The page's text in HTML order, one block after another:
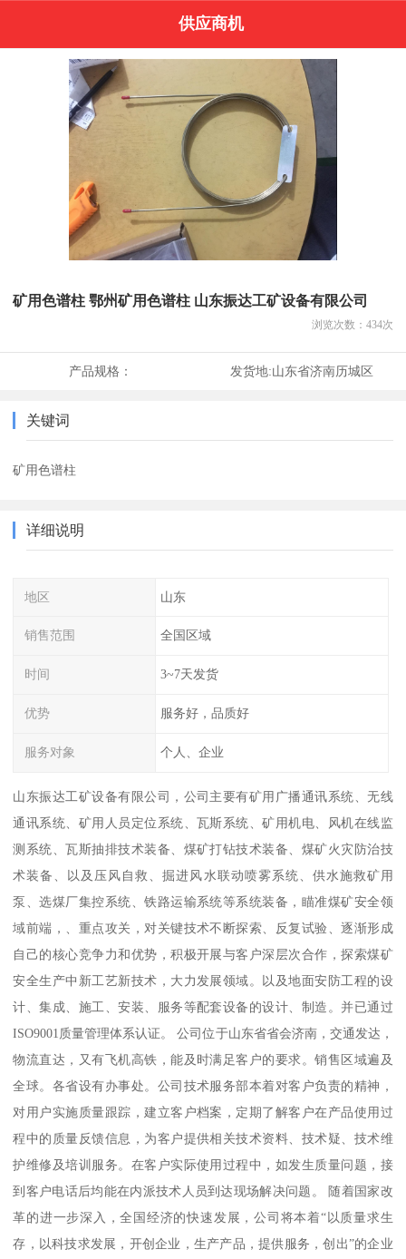
供应商机
矿用色谱柱 鄂州矿用色谱柱 山东振达工矿设备有限公司
浏览次数： 434次
产品规格： 发货地:山东省济南历城区
关键词
矿用色谱柱
详细说明
地区 山东
销售范围 全国区域
时间 3~7天发货
优势 服务好，品质好
服务对象 个人、企业
山东振达工矿设备有限公司，公司主要有矿用广播通讯系统、无线
通讯系统、矿用人员定位系统、瓦斯系统、矿用机电、风机在线监
测系统、瓦斯抽排技术装备、煤矿打钻技术装备、煤矿火灾防治技
术装备、以及压风自救、掘进风水联动喷雾系统、供水施救矿用
泵、选煤厂集控系统、铁路运输系统等系统装备，瞄准煤矿安全领
域前端，、重点攻关，对关键技术不断探索、反复试验、逐渐形成
自己的核心竞争力和优势，积极开展与客户深层次合作，探索煤矿
安全生产中新工艺新技术，大力发展领域。以及地面安防工程的设
计、集成、施工、安装、服务等配套设备的设计、制造。并已通过
ISO9001质量管理体系认证。 公司位于山东省省会济南，交通发达，
物流直达，又有飞机高铁，能及时满足客户的要求。销售区域遍及
全球。各省设有办事处。公司技术服务部本着对客户负责的精神，
对用户实施质量跟踪，建立客户档案，定期了解客户在产品使用过
程中的质量反馈信息，为客户提供相关技术资料、技术疑、技术维
护维修及培训服务。在客户实际使用过程中，如发生质量问题，接
到客户电话后均能在内派技术人员到达现场解决问题。 随着国家改
革的进一步深入，全国经济的快速发展，公司将本着“以质量求生
存，以科技求发展，开创企业，生产产品，提供服务，创出”的企业